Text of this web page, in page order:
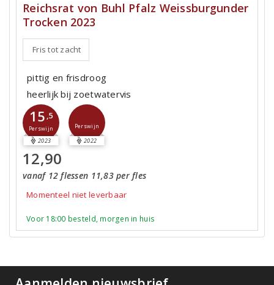
Reichsrat von Buhl Pfalz Weissburgunder
Trocken 2023
Fris tot zacht
pittig en frisdroog
heerlijk bij zoetwatervis
15 ,5
Perswijn
2023
Perswijn
2022
12,90
vanaf 12 flessen 11,83 per fles
Momenteel niet leverbaar
Voor 18:00 besteld, morgen in huis